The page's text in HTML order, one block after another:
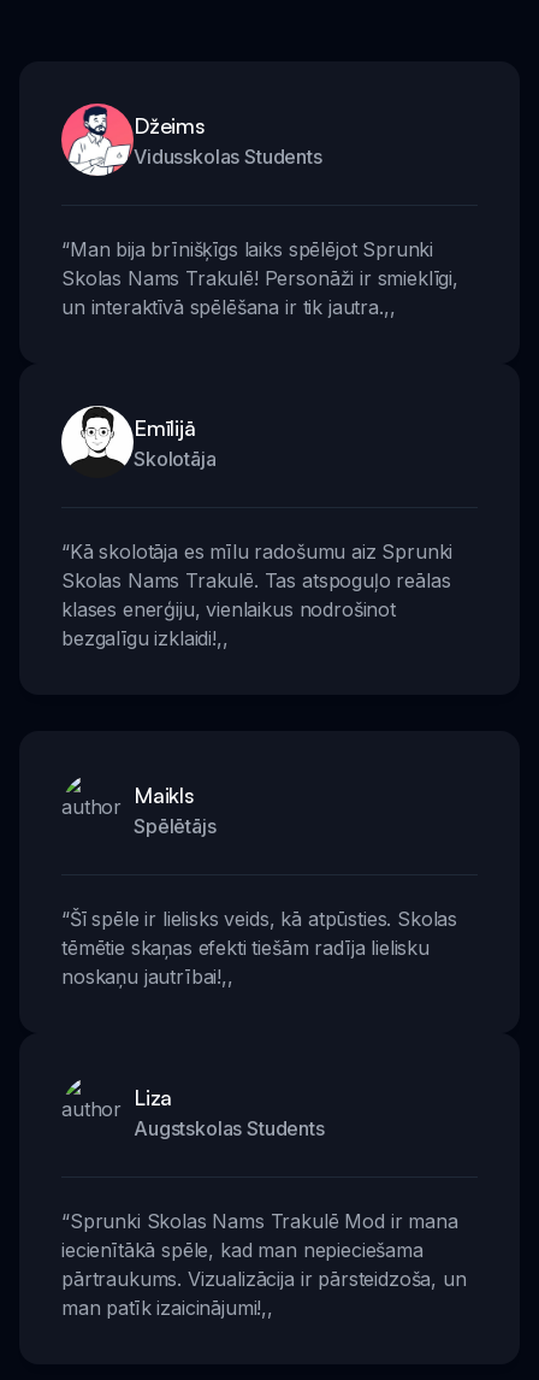
Džeims
Vidusskolas Students
“Man bija brīnišķīgs laiks spēlējot Sprunki
Skolas Nams Trakulē! Personāži ir smieklīgi,
un interaktīvā spēlēšana ir tik jautra.,,
Emīlijā
Skolotāja
“Kā skolotāja es mīlu radošumu aiz Sprunki
Skolas Nams Trakulē. Tas atspoguļo reālas
klases enerģiju, vienlaikus nodrošinot
bezgalīgu izklaidi!,,
Maikls
Spēlētājs
“Šī spēle ir lielisks veids, kā atpūsties. Skolas
tēmētie skaņas efekti tiešām radīja lielisku
noskaņu jautrībai!,,
Liza
Augstskolas Students
“Sprunki Skolas Nams Trakulē Mod ir mana
iecienītākā spēle, kad man nepieciešama
pārtraukums. Vizualizācija ir pārsteidzoša, un
man patīk izaicinājumi!,,